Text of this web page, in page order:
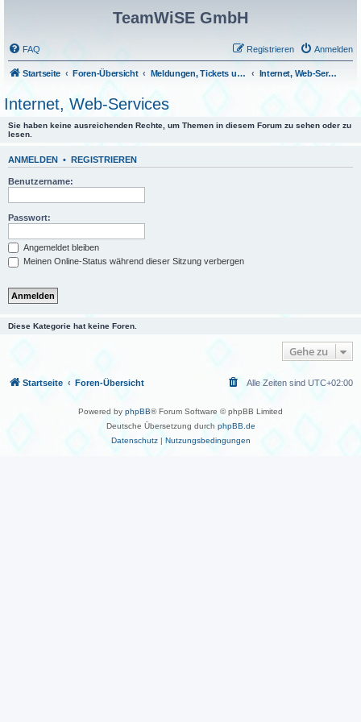
TeamWiSE GmbH
FAQ Anmelden
Registrieren
Startseite Foren-Übersicht Meldungen, Tickets und Fragen Internet, Web-Services
Internet, Web-Services
Sie haben keine ausreichenden Rechte, um Themen in diesem Forum zu sehen oder zu
lesen.
ANMELDEN • REGISTRIEREN
Benutzername:
Passwort:
Angemeldet bleiben
Meinen Online-Status während dieser Sitzung verbergen
Diese Kategorie hat keine Foren.
Gehe zu
Startseite Foren-Übersicht Alle Zeiten sind UTC+02:00
Powered by phpBB® Forum Software © phpBB Limited
Deutsche Übersetzung durch phpBB.de
Datenschutz| Nutzungsbedingungen